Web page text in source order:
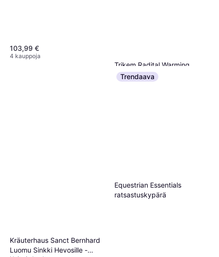
103,99 €
4 kauppoja
Trikem Radital Warming
Pintment 250ml
Hoito ja huolto, Linimentti
Kräuterhaus Sanct Bernhard
Luomu Sinkki Hevosille -
Trendaava
Equestrian Essentials
ratsastuskypärä